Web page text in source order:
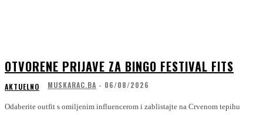
OTVORENE PRIJAVE ZA BINGO FESTIVAL FITS
AKTUELNO MUSKARAC.BA - 06/08/2026
Odaberite outfit s omiljenim influencerom i zablistajte na Crvenom tepihu